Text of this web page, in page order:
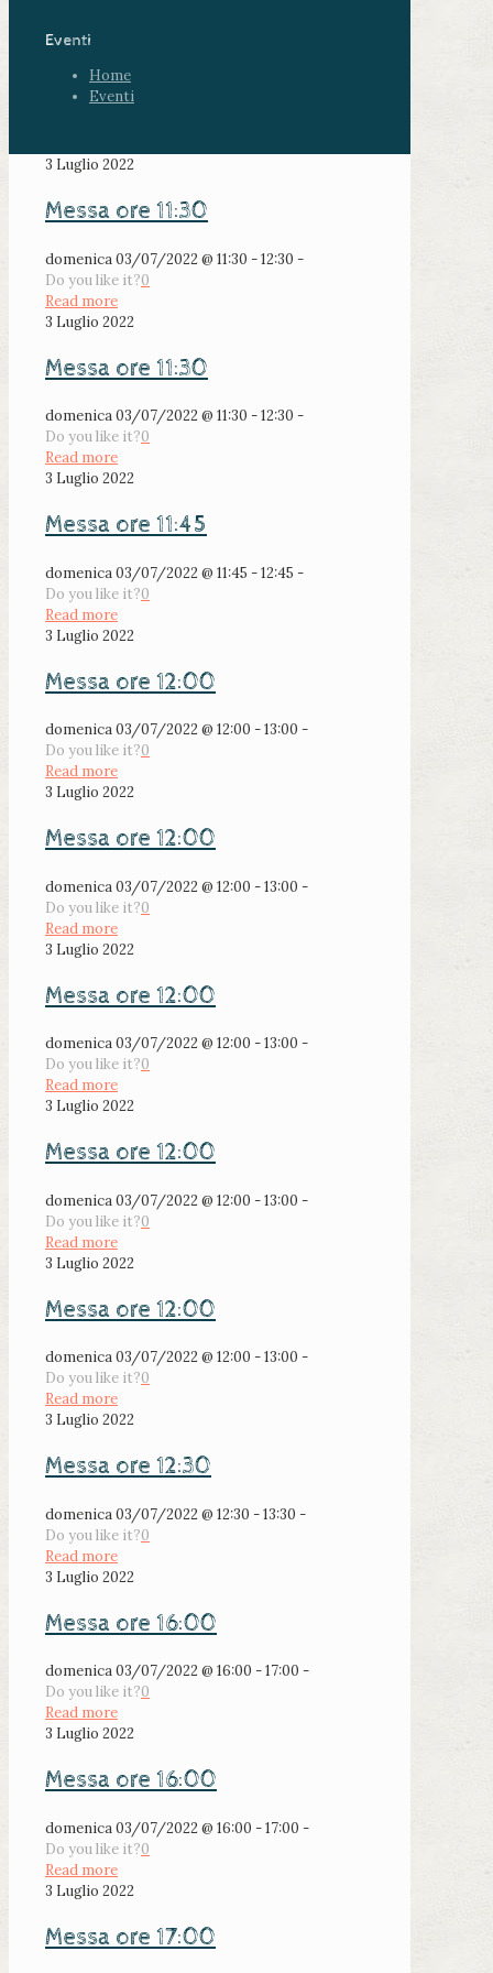
Eventi
Home
Eventi
3 Luglio 2022
Messa ore 11:30
domenica 03/07/2022 @ 11:30 - 12:30 -
Do you like it?0
Read more
3 Luglio 2022
Messa ore 11:30
domenica 03/07/2022 @ 11:30 - 12:30 -
Do you like it?0
Read more
3 Luglio 2022
Messa ore 11:45
domenica 03/07/2022 @ 11:45 - 12:45 -
Do you like it?0
Read more
3 Luglio 2022
Messa ore 12:00
domenica 03/07/2022 @ 12:00 - 13:00 -
Do you like it?0
Read more
3 Luglio 2022
Messa ore 12:00
domenica 03/07/2022 @ 12:00 - 13:00 -
Do you like it?0
Read more
3 Luglio 2022
Messa ore 12:00
domenica 03/07/2022 @ 12:00 - 13:00 -
Do you like it?0
Read more
3 Luglio 2022
Messa ore 12:00
domenica 03/07/2022 @ 12:00 - 13:00 -
Do you like it?0
Read more
3 Luglio 2022
Messa ore 12:00
domenica 03/07/2022 @ 12:00 - 13:00 -
Do you like it?0
Read more
3 Luglio 2022
Messa ore 12:30
domenica 03/07/2022 @ 12:30 - 13:30 -
Do you like it?0
Read more
3 Luglio 2022
Messa ore 16:00
domenica 03/07/2022 @ 16:00 - 17:00 -
Do you like it?0
Read more
3 Luglio 2022
Messa ore 16:00
domenica 03/07/2022 @ 16:00 - 17:00 -
Do you like it?0
Read more
3 Luglio 2022
Messa ore 17:00